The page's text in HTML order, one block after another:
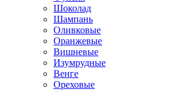
Шоколад
Шампань
Оливковые
Оранжевые
Вишневые
Изумрудные
Венге
Ореховые